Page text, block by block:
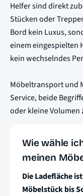
Helfer sind direkt
Stücken oder
Bord kein Luxus,
einem eingespielten
kein wechselndes
Möbeltransport und
Service, beide
oder kleine Volumen
Wie wähle
meinen
Die Ladefläche
Möbelstück bis